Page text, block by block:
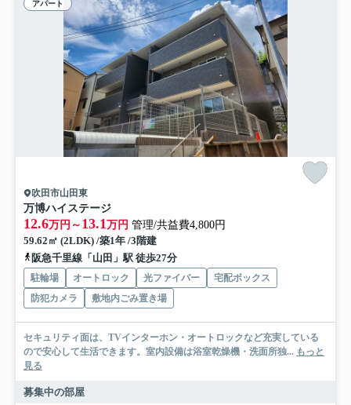
アパート
吹田市山田東
万博ハイステージ
12.6万円～ 13.1万円 管理/共益費4,800円
59.62㎡ (2LDK) /築1年 /3階建
阪急千里線「山田」駅 徒歩27分
駐輪場 オートロック 光ファイバー
宅配ボックス
防犯カメラ
敷地内ごみ置き場
セキュリティ面は、TVインターホン・オートロックなど充実している
ので安心して生活できます。室内設備は浴室乾燥機・洗面所独... もっと
見る
募集中の部屋